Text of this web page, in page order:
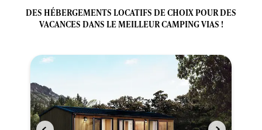
DES HÉBERGEMENTS LOCATIFS DE CHOIX POUR DES
VACANCES DANS LE MEILLEUR CAMPING VIAS !